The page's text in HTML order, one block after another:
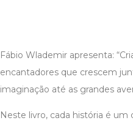
Fábio Wlademir apresenta:
encantadores que crescem
imaginação até as grandes
Neste livro, cada história é um